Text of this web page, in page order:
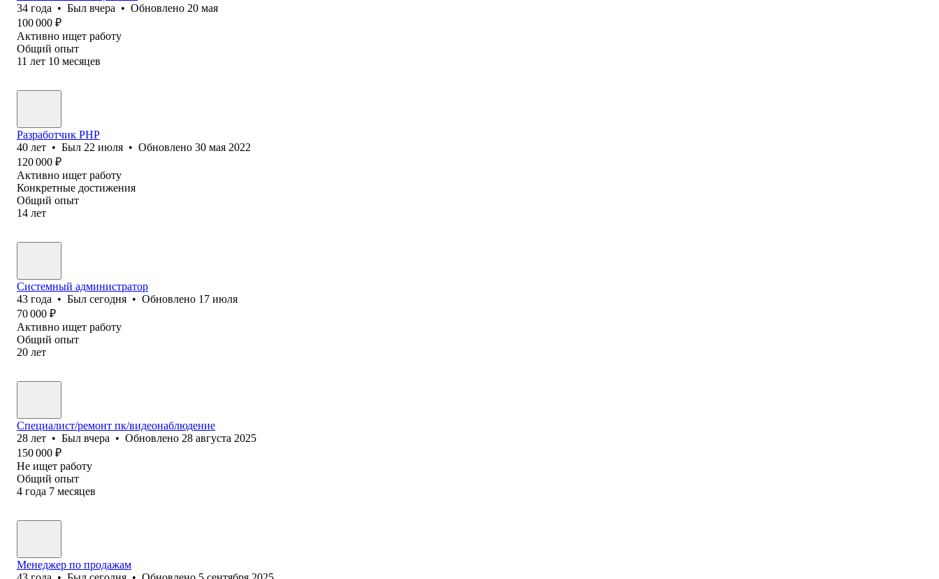
34 года • Был вчера • Обновлено 20 мая
100 000 ₽
Активно ищет работу
Общий опыт
11 лет 10 месяцев
Разработчик PHP
40 лет • Был 22 июля • Обновлено 30 мая 2022
120 000 ₽
Активно ищет работу
Конкретные достижения
Общий опыт
14 лет
Системный администратор
43 года • Был сегодня • Обновлено 17 июля
70 000 ₽
Активно ищет работу
Общий опыт
20 лет
Специалист/ремонт пк/видеонаблюдение
28 лет • Был вчера • Обновлено 28 августа 2025
150 000 ₽
Не ищет работу
Общий опыт
4 года 7 месяцев
Менеджер по продажам